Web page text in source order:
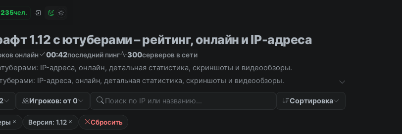
235чел.
1.12 с ютуберами – рейтинг, онлайн и IP-адреса
онлайн 00:42последний пинг 300серверов в сети
IP-адреса, онлайн, детальная статистика, скриншоты и видеообзоры.
IP-адреса, онлайн, детальная статистика, скриншоты и видеообзоры.
Игроков: от 0 Сортировка
Версия: 1.12 Сбросить